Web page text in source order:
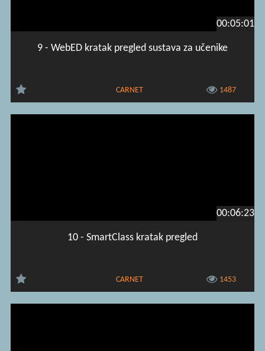
00:05:01
9 - WebED kratak pregled sustava za učenike
CARNET 1487
00:06:23
10 - SmartClass kratak pregled
CARNET 1453